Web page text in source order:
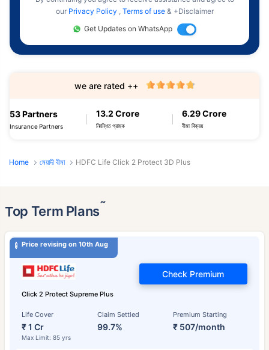
our Privacy Policy , Terms of use & +Disclaimer
Get Updates on WhatsApp
53 Partners
Insurance Partners
13.2 Crore
নিবন্ধিত গ্রাহক
6.29 Crore
বীমা বিক্রয়
we are rated ++
Home মেয়াদী বীমা HDFC Life Click 2 Protect 3D Plus
Top Term Plans˜
Price revising on 10th Aug
Click 2 Protect Supreme Plus
Life Cover
₹ 1 Cr
Max Limit: 85 yrs
Claim Settled
99.7%
Premium Starting
₹ 507/month
Check Premium